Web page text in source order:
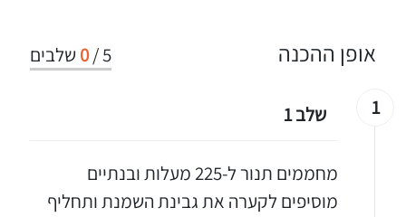
5
/
0 שלבים אופן ההכנה
1 שלב 1
מחממים תנור ל-225 מעלות ובנתיים
מוסיפים לקערה את גבינת השמנת ותחליף